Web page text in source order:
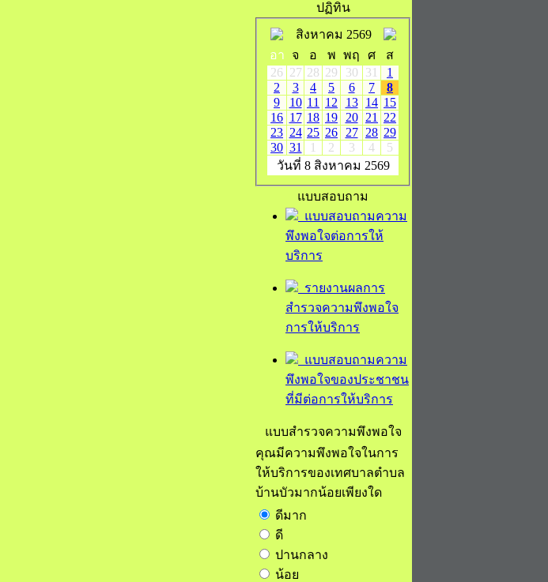
ปฏิทิน
สิงหาคม 2569
อา
จ อ พ พฤ ศ
ส
26 27 28 29 30 31
1
2
3 4 5 6 7
8
9
10 11 12 13 14 15
16 17 18 19 20 21
22
23 24 25 26 27 28 29
30 31 1 2 3 4
5
วันที่ 8 สิงหาคม 2569
แบบสอบถาม
แบบสอบถามความ
พึงพอใจต่อการให้
บริการ
รายงานผลการ
สำรวจความพึงพอใจ
การให้บริการ
แบบสอบถามความ
พึงพอใจของประชาชน
ที่มีต่อการให้บริการ
แบบสำรวจความพึงพอใจ
คุณมีความพึงพอใจในการ
ให้บริการของเทศบาลตำบล
บ้านบัวมากน้อยเพียงใด
ดีมาก
ดี
ปานกลาง
น้อย